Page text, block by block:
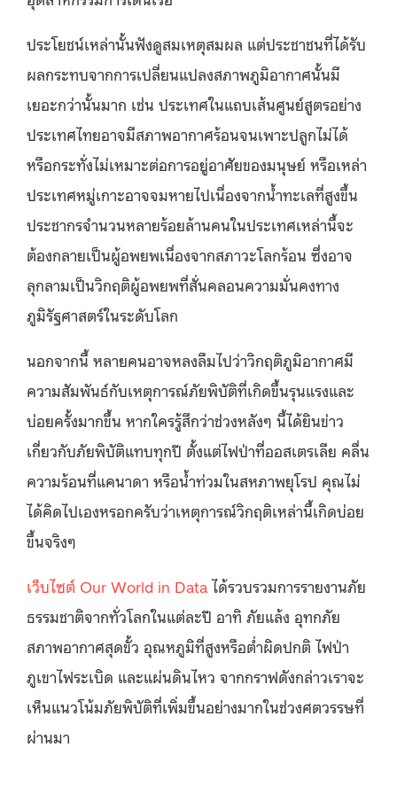
ประโยชน์เหล่านั้นฟังดูสมเหตุสมผล แต่ประชาชนที่ได้รับ
ผลกระทบจากการเปลี่ยนแปลงสภาพภูมิอากาศนั้นมี
เยอะกว่านั้นมาก เช่น ประเทศในแถบเส้นศูนย์สูตรอย่าง
ประเทศไทยอาจมีสภาพอากาศร้อนจนเพาะปลูกไม่ได้
หรือกระทั่งไม่เหมาะต่อการอยู่อาศัยของมนุษย์ หรือเหล่า
ประเทศหมู่เกาะอาจจมหายไปเนื่องจากน้ำทะเลที่สูงขึ้น
ประชากรจำนวนหลายร้อยล้านคนในประเทศเหล่านี้จะ
ต้องกลายเป็นผู้อพยพเนื่องจากสภาวะโลกร้อน ซึ่งอาจ
ลุกลามเป็นวิกฤติผู้อพยพที่สั่นคลอนความมั่นคงทาง
ภูมิรัฐศาสตร์ในระดับโลก
นอกจากนี้ หลายคนอาจหลงลืมไปว่าวิกฤติภูมิอากาศมี
ความสัมพันธ์กับเหตุการณ์ภัยพิบัติที่เกิดขึ้นรุนแรงและ
บ่อยครั้งมากขึ้น หากใครรู้สึกว่าช่วงหลังๆ นี้ได้ยินข่าว
เกี่ยวกับภัยพิบัติแทบทุกปี ตั้งแต่ไฟป่าที่ออสเตรเลีย คลื่น
ความร้อนที่แคนาดา หรือน้ำท่วมในสหภาพยุโรป คุณไม่
ได้คิดไปเองหรอกครับว่าเหตุการณ์วิกฤติเหล่านี้เกิดบ่อย
ขึ้นจริงๆ
เว็บไซต์ Our World in Data ได้รวบรวมการรายงานภัย
ธรรมชาติจากทั่วโลกในแต่ละปี อาทิ ภัยแล้ง อุทกภัย
สภาพอากาศสุดขั้ว อุณหภูมิที่สูงหรือต่ำผิดปกติ ไฟป่า
ภูเขาไฟระเบิด และแผ่นดินไหว จากกราฟดังกล่าวเราจะ
เห็นแนวโน้มภัยพิบัติที่เพิ่มขึ้นอย่างมากในช่วงศตวรรษที่
ผ่านมา